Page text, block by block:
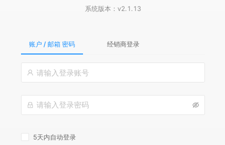
系统版本： v2.1.13
账户 / 邮箱 密码 经销商登录
5天内自动登录